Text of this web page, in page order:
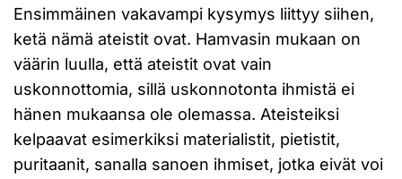
Ensimmäinen vakavampi kysymys liittyy siihen,
ketä nämä ateistit ovat. Hamvasin mukaan on
väärin luulla, että ateistit ovat vain
uskonnottomia, sillä uskonnotonta ihmistä ei
hänen mukaansa ole olemassa. Ateisteiksi
kelpaavat esimerkiksi materialistit, pietistit,
puritaanit, sanalla sanoen ihmiset, jotka eivät voi